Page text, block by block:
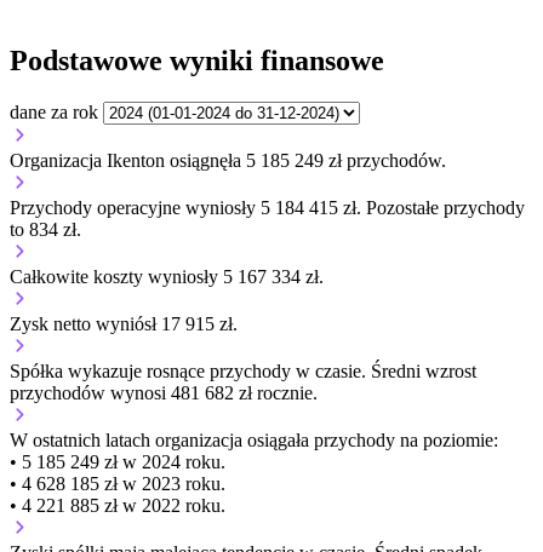
Podstawowe wyniki finansowe
dane za rok
Organizacja Ikenton osiągnęła 5 185 249 zł przychodów.
Przychody operacyjne wyniosły 5 184 415 zł. Pozostałe przychody
to 834 zł.
Całkowite koszty wyniosły 5 167 334 zł.
Zysk netto wyniósł 17 915 zł.
Spółka wykazuje rosnące przychody w czasie. Średni wzrost
przychodów wynosi 481 682 zł rocznie.
W ostatnich latach organizacja osiągała przychody na poziomie:
• 5 185 249 zł w 2024 roku.
• 4 628 185 zł w 2023 roku.
• 4 221 885 zł w 2022 roku.